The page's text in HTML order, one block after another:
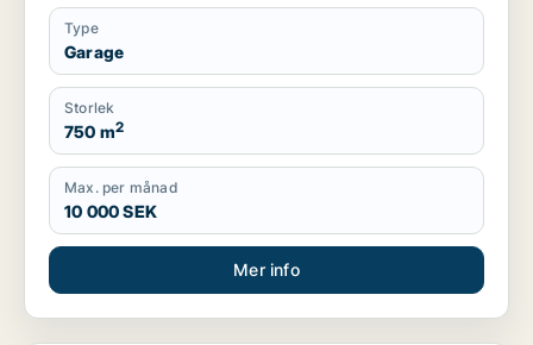
Type
Garage
Storlek
750 m2
Max. per månad
10 000 SEK
Mer info